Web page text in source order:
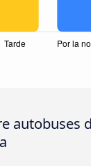
autobuses